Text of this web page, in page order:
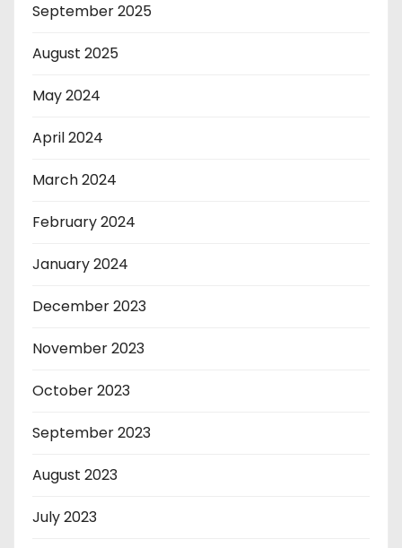
September 2025
August 2025
May 2024
April 2024
March 2024
February 2024
January 2024
December 2023
November 2023
October 2023
September 2023
August 2023
July 2023